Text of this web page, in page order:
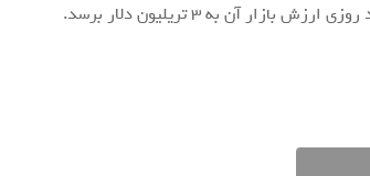
آن به ۳ تریلیون دلار برسد.